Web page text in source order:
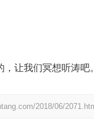
让我们冥想听涛吧。
2018/06/